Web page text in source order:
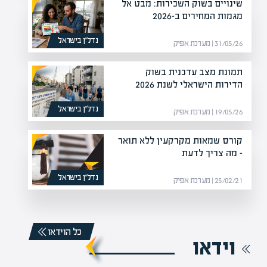
נדל”ן בישראל
שינויים בשוק השכירות: מבט אל
מגמות המחירים ב-2026
31/05/26 | מערכת אפיק
נדל”ן בישראל
תמונת מצב עדכנית בשוק
הדירות הישראלי לשנת 2026
19/05/26 | מערכת אפיק
נדל”ן בישראל
קורס שמאות מקרקעין ללא תואר
– מה צריך לדעת
25/02/21 | מערכת אפיק
וידאו
כל הוידאו